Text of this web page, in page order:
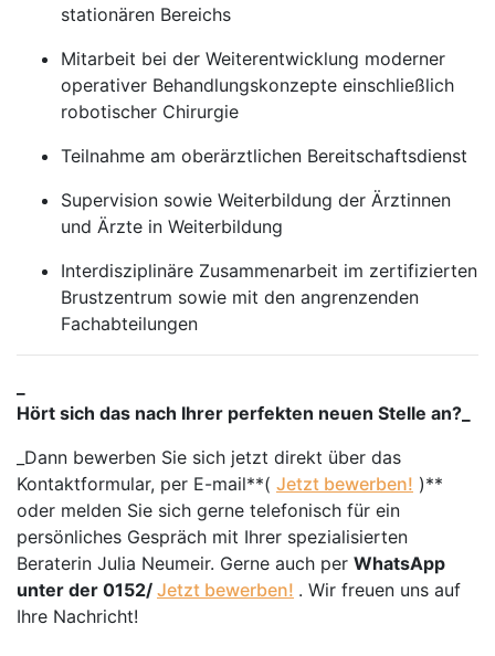
stationären Bereichs
Mitarbeit bei der Weiterentwicklung moderner
operativer Behandlungskonzepte einschließlich
robotischer Chirurgie
Teilnahme am oberärztlichen Bereitschaftsdienst
Supervision sowie Weiterbildung der Ärztinnen
und Ärzte in Weiterbildung
Interdisziplinäre Zusammenarbeit im zertifizierten
Brustzentrum sowie mit den angrenzenden
Fachabteilungen
Hört sich das nach Ihrer perfekten neuen Stelle an?_
_Dann bewerben Sie sich jetzt direkt über das
Kontaktformular, per E-mail**( Jetzt bewerben! )**
oder melden Sie sich gerne telefonisch für ein
persönliches Gespräch mit Ihrer spezialisierten
Beraterin Julia Neumeir. Gerne auch per WhatsApp
unter der 0152/ Jetzt bewerben! . Wir freuen uns auf
Ihre Nachricht!